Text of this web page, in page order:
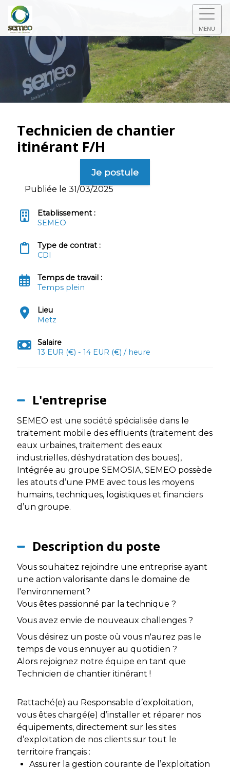
MENU
Technicien de chantier
itinérant F/H
Je postule
Publiée le 31/03/2025
Etablissement :
SEMEO
Type de contrat :
CDI
Temps de travail :
Temps plein
Lieu
Metz
Salaire
13 EUR (€) - 14 EUR (€) / heure
L'entreprise
SEMEO est une société spécialisée dans le
traitement mobile des effluents (traitement des
eaux urbaines, traitement des eaux
industrielles, déshydratation des boues),
Intégrée au groupe SEMOSIA, SEMEO possède
les atouts d’une PME avec tous les moyens
humains, techniques, logistiques et financiers
d’un groupe.
Description du poste
Vous souhaitez rejoindre une entreprise ayant
une action valorisante dans le domaine de
l'environnement?
Vous êtes passionné par la technique ?
Vous avez envie de nouveaux challenges ?
Vous désirez un poste où vous n'aurez pas le
temps de vous ennuyer au quotidien ?
Alors rejoignez notre équipe en tant que
Technicien de chantier itinérant !
Rattaché(e) au Responsable d’exploitation,
vous êtes chargé(e) d’installer et réparer nos
équipements, directement sur les sites
d’exploitation de nos clients sur tout le
territoire français :
Assurer la gestion courante de l’exploitation